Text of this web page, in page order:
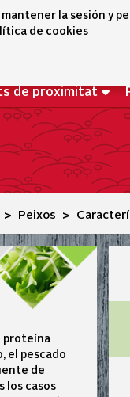
la sesión y
de cookies
de proximitat
Peixos
proteína
el pescado
de
los casos